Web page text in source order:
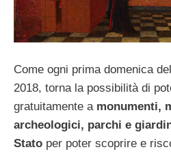
Come ogni prima domenica
2018, torna la possibilità di
gratuitamente amonumenti,
archeologici, parchi e
Stato per poter scoprire e